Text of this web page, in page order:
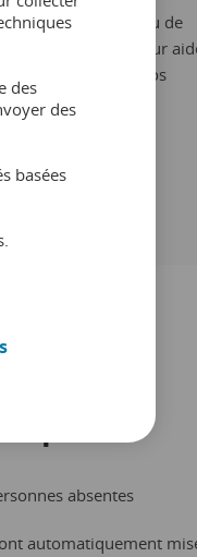
notre vaste réseau de
intégrés pour
clients à découvrir vos
absentes
automatiquement
des
des
basées